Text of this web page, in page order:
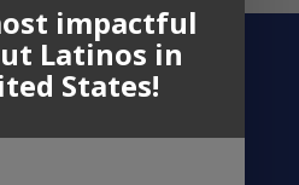
impactful
Latinos in
States!